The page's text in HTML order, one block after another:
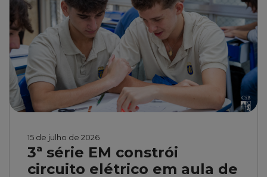
15 de julho de 2026
3ª série EM constrói
circuito elétrico em aula de